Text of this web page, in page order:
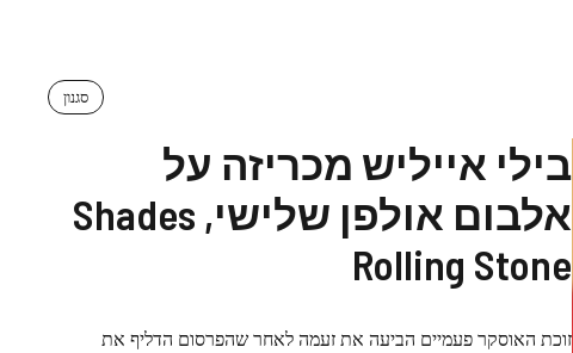
סגנון
בילי אייליש מכריזה על
אלבום אולפן שלישי, Shades
Rolling Stone
זוכת האוסקר פעמיים הביעה את זעמה לאחר שהפרסום הדליף את